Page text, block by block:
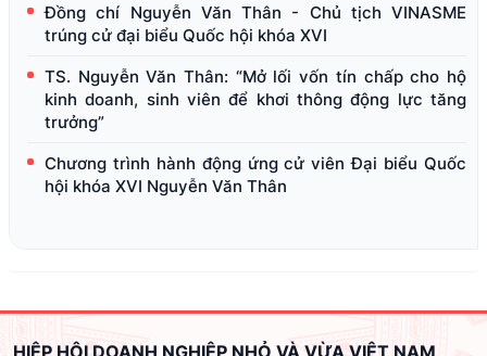
Đồng chí Nguyễn Văn Thân - Chủ tịch VINASME
trúng cử đại biểu Quốc hội khóa XVI
TS. Nguyễn Văn Thân: “Mở lối vốn tín chấp cho hộ
kinh doanh, sinh viên để khơi thông động lực tăng
trưởng”
Chương trình hành động ứng cử viên Đại biểu Quốc
hội khóa XVI Nguyễn Văn Thân